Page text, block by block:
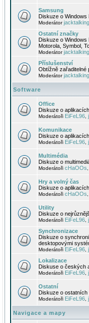
Samsung
Diskuze o
Moderátorjacktalking
Ostatní značky
Diskuze o
Motorola, Symbol,
Moderátorjacktalking
Příslušenství
Obtížně zařaditelné
Moderátorjacktalking
Software
Office
Diskuze o
Moderátoři EiFeL96
Komunikace
Diskuze o
Moderátoři EiFeL96
Multimédia
Diskuze o
Moderátoři cHaOOs
Hry a volný čas
Diskuze o
Moderátoři cHaOOs
Utility
Diskuze o
Moderátoři EiFeL96
Synchronizace
Diskuze o
desktopovými
Moderátoři EiFeL96
Lokalizace
Diskuse o českých
Moderátoři EiFeL96
Ostatní
Diskuze o
Moderátoři EiFeL96
Navigace a mapy